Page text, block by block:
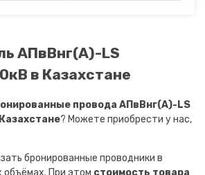
АПвВнг(A)-LS
в Казахстане
провода АПвВнг(A)-LS
? Можете приобрести у нас,
бронированные проводники в
При этом стоимость товара